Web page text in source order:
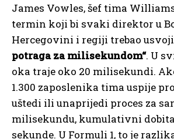
James Vowles, šef tima
termin koji bi svaki direktor u
Hercegovini i regiji trebao
potraga za milisekundom“. U
oka traje oko 20 milisekundi.
1.300 zaposlenika tima uspije
uštedi ili unaprijedi proces za
milisekundu, kumulativni
sekunde. U Formuli 1, to je